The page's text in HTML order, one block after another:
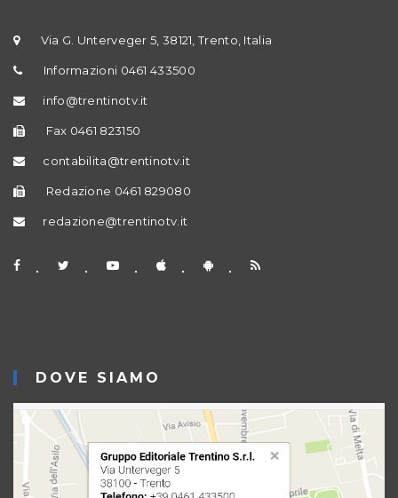
Via G. Unterveger 5, 38121, Trento, Italia
Informazioni 0461 433500
info@trentinotv.it
Fax 0461 823150
contabilita@trentinotv.it
Redazione 0461 829080
redazione@trentinotv.it
DOVE SIAMO